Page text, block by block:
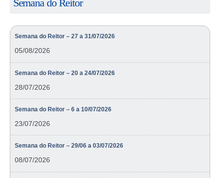
Semana do Reitor
Semana do Reitor – 27 a 31/07/2026
05/08/2026
Semana do Reitor – 20 a 24/07/2026
28/07/2026
Semana do Reitor – 6 a 10/07/2026
23/07/2026
Semana do Reitor – 29/06 a 03/07/2026
08/07/2026